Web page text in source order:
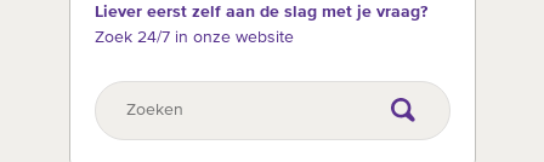
Liever eerst zelf aan de slag met je vraag?
Zoek 24/7 in onze website